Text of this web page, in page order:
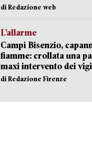
di Redazione web
L’allarme
Campi Bisenzio,
fiamme: crollata una
maxi intervento dei
di Redazione Firenze